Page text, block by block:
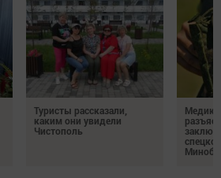
Туристы рассказали,
каким они увидели
Чистополь